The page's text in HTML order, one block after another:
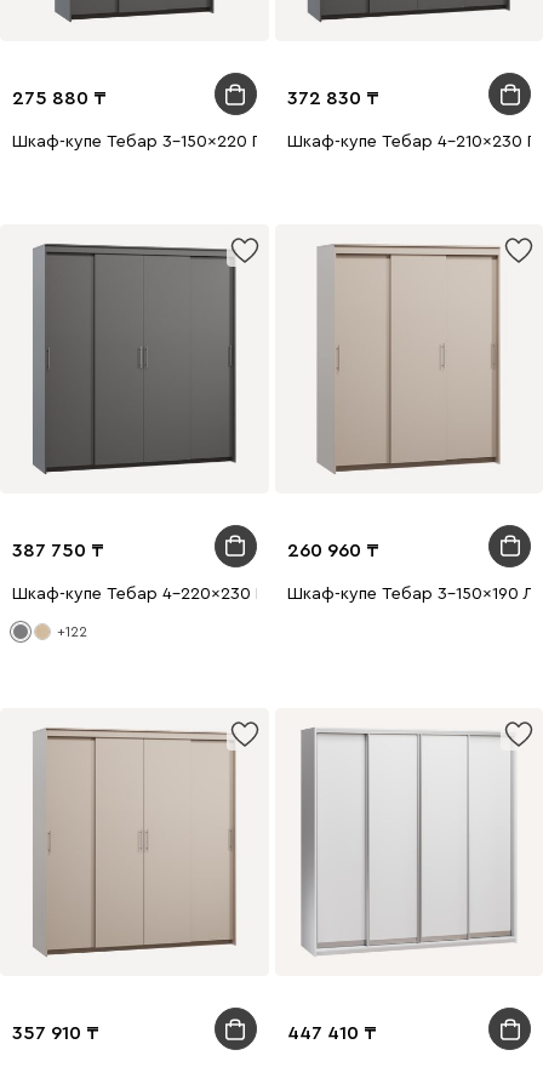
275 880
Шкаф-купе Тебар 3-150x220 Графитовый без зеркал
372 830
Шкаф-купе Тебар 4-210x230
387 750
Шкаф-купе Тебар 4-220x230 Графитовый без зеркал
+122
260 960
Шкаф-купе Тебар 3-150x190
357 910 447 410